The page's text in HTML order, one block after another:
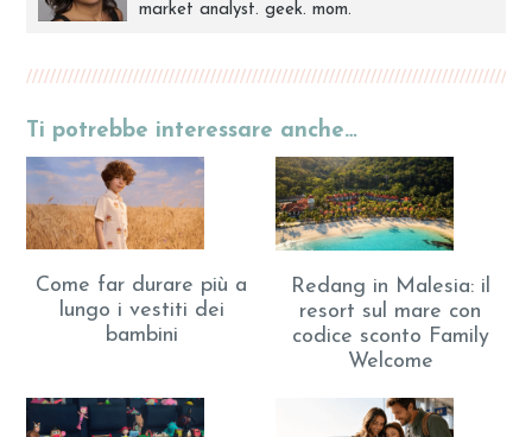
market analyst. geek. mom.
Ti potrebbe interessare anche…
Come far durare più a
lungo i vestiti dei
bambini
Redang in Malesia: il
resort sul mare con
codice sconto Family
Welcome